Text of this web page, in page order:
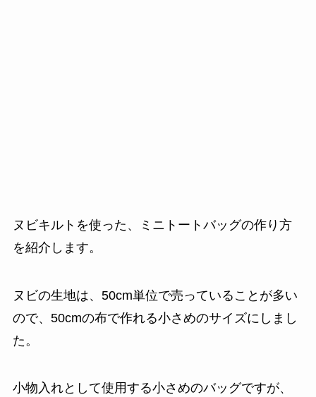
ヌビキルトを使った、ミニトートバッグの作り方
を紹介します。
ヌビの生地は、50cm単位で売っていることが多い
ので、50cmの布で作れる小さめのサイズにしまし
た。
小物入れとして使用する小さめのバッグですが、